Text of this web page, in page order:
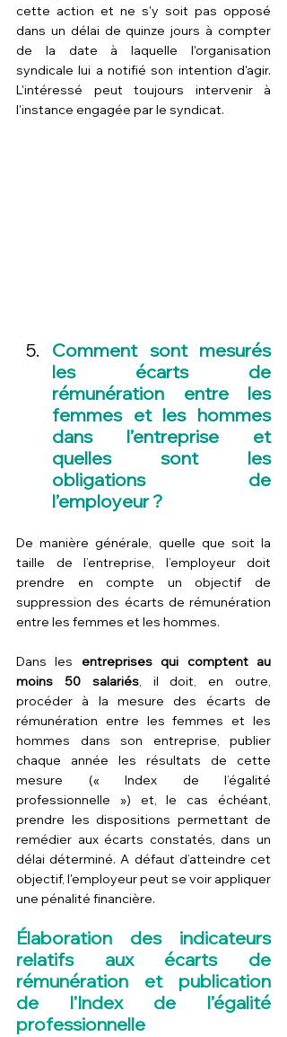
cette action et ne s'y soit pas opposé
dans un délai de quinze jours à compter
de la date à laquelle l'organisation
syndicale lui a notifié son intention d'agir.
L'intéressé peut toujours intervenir à
l'instance engagée par le syndicat.
Comment sont mesurés
les écarts de
rémunération entre les
femmes et les hommes
dans l’entreprise et
quelles sont les
obligations de
l’employeur ?
De manière générale, quelle que soit la
taille de l’entreprise, l’employeur doit
prendre en compte un objectif de
suppression des écarts de rémunération
entre les femmes et les hommes.
Dans les entreprises qui comptent au
moins 50 salariés, il doit, en outre,
procéder à la mesure des écarts de
rémunération entre les femmes et les
hommes dans son entreprise, publier
chaque année les résultats de cette
mesure (« Index de l’égalité
professionnelle ») et, le cas échéant,
prendre les dispositions permettant de
remédier aux écarts constatés, dans un
délai déterminé. A défaut d’atteindre cet
objectif, l'employeur peut se voir appliquer
une pénalité financière.
Élaboration des indicateurs
relatifs aux écarts de
rémunération et publication
de l’Index de l’égalité
professionnelle